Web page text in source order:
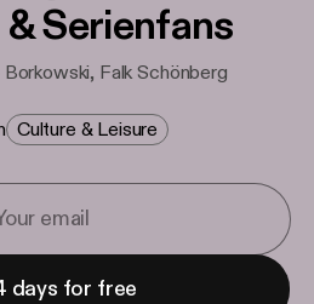
Serienfans
Falk Schönberg
Culture & Leisure
days for free